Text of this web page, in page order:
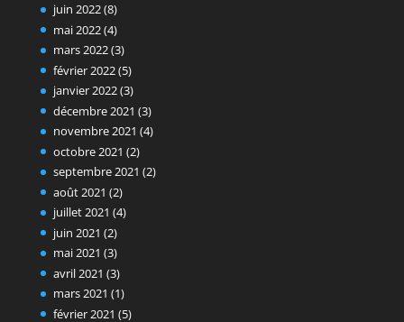
juin 2022(8)
mai 2022(4)
mars 2022(3)
février 2022(5)
janvier 2022(3)
décembre 2021 (3)
novembre 2021 (4)
octobre 2021 (2)
septembre 2021 (2)
août 2021 (2)
juillet 2021 (4)
juin 2021 (2)
mai 2021 (3)
avril 2021 (3)
mars 2021 (1)
février 2021 (5)